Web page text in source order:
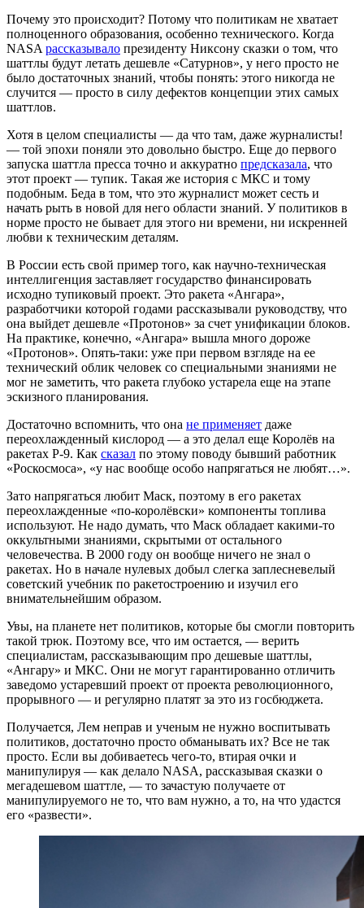
Почему это происходит? Потому что политикам не хватает
полноценного образования, особенно технического. Когда
NASA рассказывало президенту Никсону сказки о том, что
шаттлы будут летать дешевле «Сатурнов», у него просто не
было достаточных знаний, чтобы понять: этого никогда не
случится — просто в силу дефектов концепции этих самых
шаттлов.
Хотя в целом специалисты — да что там, даже журналисты!
— той эпохи поняли это довольно быстро. Еще до первого
запуска шаттла пресса точно и аккуратно предсказала, что
этот проект — тупик. Такая же история с МКС и тому
подобным. Беда в том, что это журналист может сесть и
начать рыть в новой для него области знаний. У политиков в
норме просто не бывает для этого ни времени, ни искренней
любви к техническим деталям.
В России есть свой пример того, как научно-техническая
интеллигенция заставляет государство финансировать
исходно тупиковый проект. Это ракета «Ангара»,
разработчики которой годами рассказывали руководству, что
она выйдет дешевле «Протонов» за счет унификации блоков.
На практике, конечно, «Ангара» вышла много дороже
«Протонов». Опять-таки: уже при первом взгляде на ее
технический облик человек со специальными знаниями не
мог не заметить, что ракета глубоко устарела еще на этапе
эскизного планирования.
Достаточно вспомнить, что она не применяет даже
переохлажденный кислород — а это делал еще Королёв на
ракетах Р-9. Как сказал по этому поводу бывший работник
«Роскосмоса», «у нас вообще особо напрягаться не любят…».
Зато напрягаться любит Маск, поэтому в его ракетах
переохлажденные «по-королёвски» компоненты топлива
используют. Не надо думать, что Маск обладает какими-то
оккультными знаниями, скрытыми от остального
человечества. В 2000 году он вообще ничего не знал о
ракетах. Но в начале нулевых добыл слегка заплесневелый
советский учебник по ракетостроению и изучил его
внимательнейшим образом.
Увы, на планете нет политиков, которые бы смогли повторить
такой трюк. Поэтому все, что им остается, — верить
специалистам, рассказывающим про дешевые шаттлы,
«Ангару» и МКС. Они не могут гарантированно отличить
заведомо устаревший проект от проекта революционного,
прорывного — и регулярно платят за это из госбюджета.
Получается, Лем неправ и ученым не нужно воспитывать
политиков, достаточно просто обманывать их? Все не так
просто. Если вы добиваетесь чего-то, втирая очки и
манипулируя — как делало NASA, рассказывая сказки о
мегадешевом шаттле, — то зачастую получаете от
манипулируемого не то, что вам нужно, а то, на что удастся
его «развести».